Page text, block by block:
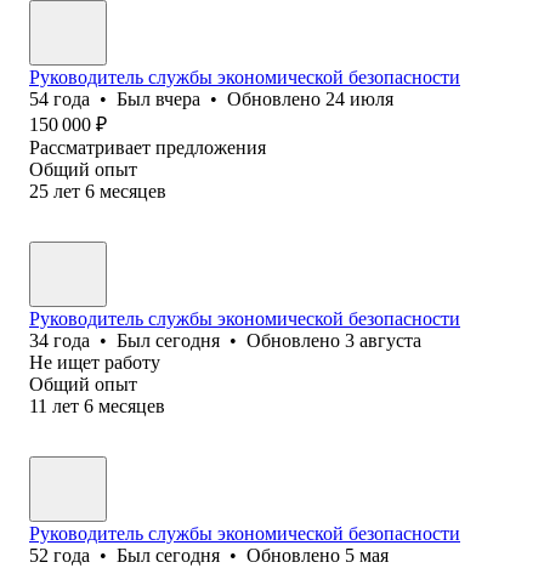
Руководитель службы экономической безопасности
54 года • Был вчера • Обновлено 24 июля
150 000 ₽
Рассматривает предложения
Общий опыт
25 лет 6 месяцев
Руководитель службы экономической безопасности
34 года • Был сегодня • Обновлено 3 августа
Не ищет работу
Общий опыт
11 лет 6 месяцев
Руководитель службы экономической безопасности
52 года • Был сегодня • Обновлено 5 мая